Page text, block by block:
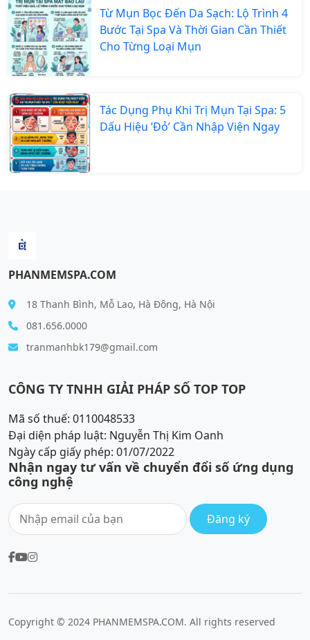
Từ Mụn Bọc Đến Da Sạch: Lộ Trình 4
Bước Tại Spa Và Thời Gian Cần Thiết
Cho Từng Loại Mụn
Tác Dụng Phụ Khi Trị Mụn Tại Spa: 5
Dấu Hiệu ’Đỏ’ Cần Nhập Viện Ngay
PHANMEMSPA.COM
18 Thanh Bình, Mỗ Lao, Hà Đông, Hà Nội
081.656.0000
tranmanhbk179@gmail.com
CÔNG TY TNHH GIẢI PHÁP SỐ TOP TOP
Mã số thuế: 0110048533
Đại diện pháp luật: Nguyễn Thị Kim Oanh
Ngày cấp giấy phép: 01/07/2022
Nhận ngay tư vấn về chuyển đổi số ứng dụng
công nghệ
Đăng ký
Copyright © 2024 PHANMEMSPA.COM. All rights reserved